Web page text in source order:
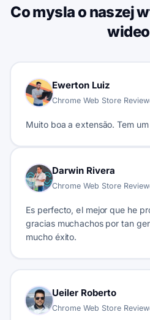
Co mysla o naszej
Ewerton Luiz
Chrome Web Store
Muito boa a extensão. Tem
Darwin Rivera
Chrome Web Store
Es perfecto, el mejor que he
gracias muchachos por tan
mucho éxito.
Ueiler Roberto
Chrome Web Store